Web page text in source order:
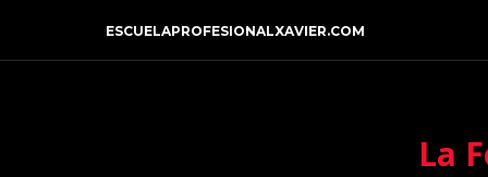
ESCUELAPROFESIONALXAVIER.COM
La